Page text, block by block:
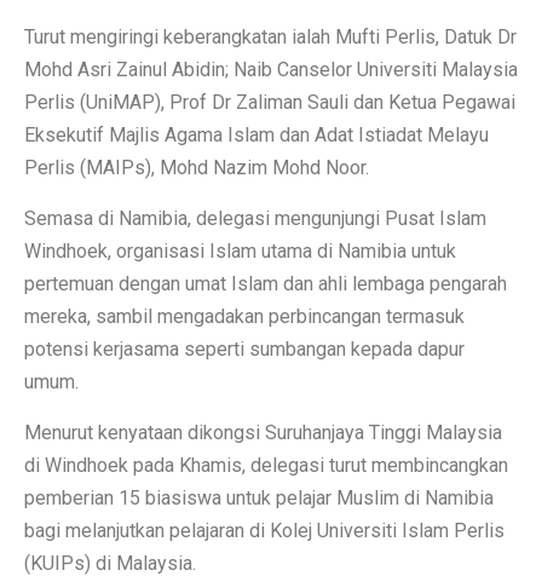
Turut mengiringi keberangkatan ialah Mufti Perlis, Datuk Dr
Mohd Asri Zainul Abidin; Naib Canselor Universiti Malaysia
Perlis (UniMAP), Prof Dr Zaliman Sauli dan Ketua Pegawai
Eksekutif Majlis Agama Islam dan Adat Istiadat Melayu
Perlis (MAIPs), Mohd Nazim Mohd Noor.
Semasa di Namibia, delegasi mengunjungi Pusat Islam
Windhoek, organisasi Islam utama di Namibia untuk
pertemuan dengan umat Islam dan ahli lembaga pengarah
mereka, sambil mengadakan perbincangan termasuk
potensi kerjasama seperti sumbangan kepada dapur
umum.
Menurut kenyataan dikongsi Suruhanjaya Tinggi Malaysia
di Windhoek pada Khamis, delegasi turut membincangkan
pemberian 15 biasiswa untuk pelajar Muslim di Namibia
bagi melanjutkan pelajaran di Kolej Universiti Islam Perlis
(KUIPs) di Malaysia.